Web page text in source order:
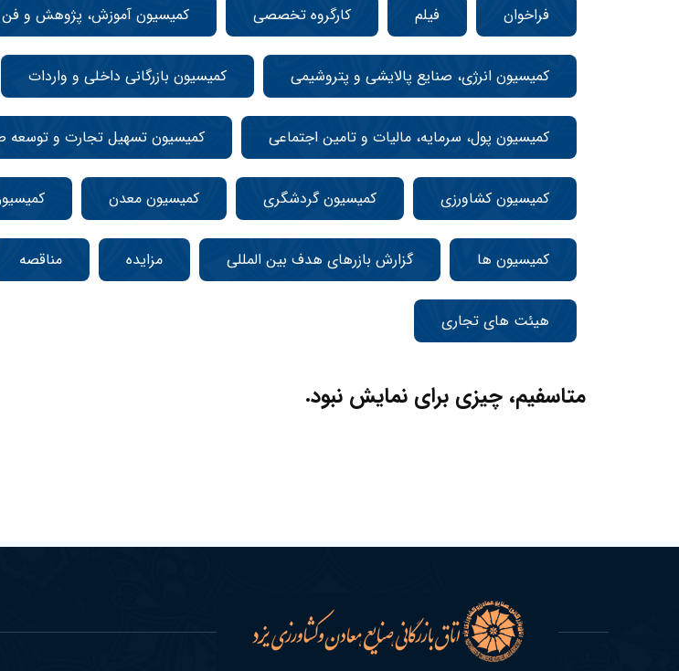
فراخوان فیلم کارگروه تخصصی کمیسیون آموزش، پژوهش و فن
کمیسیون انرژی، صنایع پالایشی و پتروشیمی کمیسیون بازرگانی داخلی و واردات
کمیسیون پول، سرمایه، مالیات و تامین اجتماعی کمیسیون تسهیل تجارت و توسعه
کمیسیون کشاورزی کمیسیون گردشگری کمیسیون معدن
کمیسیون ها گزارش بازرهای هدف بین المللی مزایده مناقصه
هیئت های تجاری
متاسفیم، چیزی برای نمایش نبود.